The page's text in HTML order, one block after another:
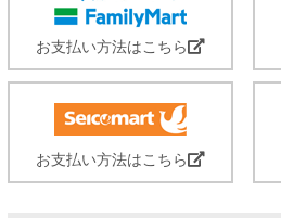
お支払い方法はこちら
お支払い方法はこちら